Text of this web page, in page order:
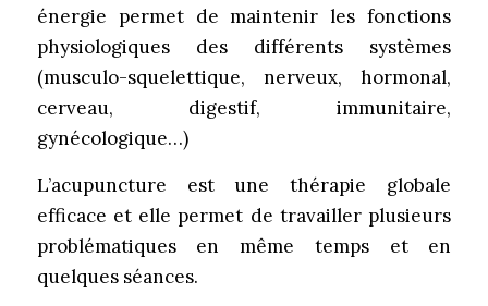
énergie permet de maintenir les fonctions
physiologiques des différents systèmes
(musculo-squelettique, nerveux, hormonal,
cerveau, digestif, immunitaire,
gynécologique…)
L’acupuncture est une thérapie globale
efficace et elle permet de travailler plusieurs
problématiques en même temps et en
quelques séances.